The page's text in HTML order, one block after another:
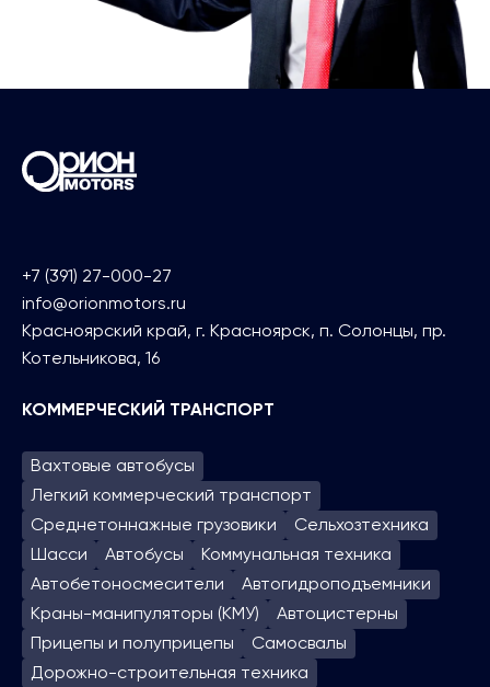
+7 (391) 27-000-27
info@orionmotors.ru
Красноярский край, г. Красноярск, п. Солонцы, пр.
Котельникова, 16
КОММЕРЧЕСКИЙ ТРАНСПОРТ
Вахтовые автобусы
Легкий коммерческий транспорт
Среднетоннажные грузовики
Сельхозтехника
Шасси
Автобусы
Коммунальная техника
Автобетоносмесители
Автогидроподъем­ники
Краны-манипуляторы (КМУ)
Автоцистерны
Прицепы и полуприцепы
Самосвалы
Дорожно-строительная техника